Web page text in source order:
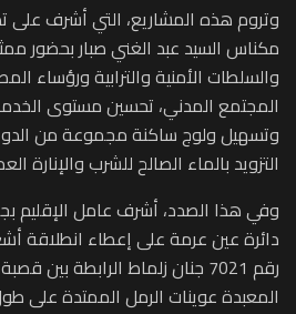
وتروم هذه المشاريع، التي أشرف على
مكناس السيد عبد الغني صبار بحضور
والسلطات الأمنية والترابية ورؤساء
المجتمع المدني، تحسين مستوى
وتسهيل ولوج ساكنة مجموعة من
التزويد بالماء الصالح للشرب والإنارة
وفي هذا الصدد، أشرف عامل الإقليم
دائرة عين عرمة على إعطاء انطلاقة
رقم 7021 جنان زلماط الرابطة
المعبدة عوينات الرمل الممتدة على طول 10